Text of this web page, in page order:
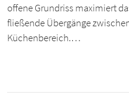
offene Grundriss maximiert
fließende Übergänge
Küchenbereich.…